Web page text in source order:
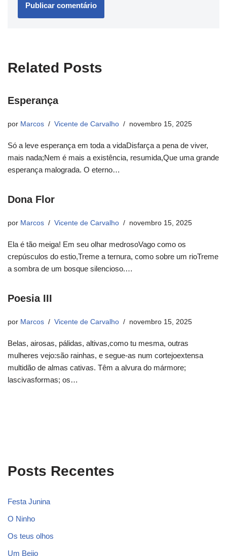
Related Posts
Esperança
por Marcos Vicente de Carvalho novembro 15, 2025
Só a leve esperança em toda a vidaDisfarça a pena de viver,
mais nada;Nem é mais a existência, resumida,Que uma grande
esperança malograda. O eterno…
Dona Flor
por Marcos Vicente de Carvalho novembro 15, 2025
Ela é tão meiga! Em seu olhar medrosoVago como os
crepúsculos do estio,Treme a ternura, como sobre um rioTreme
a sombra de um bosque silencioso.…
Poesia III
por Marcos Vicente de Carvalho novembro 15, 2025
Belas, airosas, pálidas, altivas,como tu mesma, outras
mulheres vejo:são rainhas, e segue-as num cortejoextensa
multidão de almas cativas. Têm a alvura do mármore;
lascivasformas; os…
Posts Recentes
Festa Junina
O Ninho
Os teus olhos
Um Beijo